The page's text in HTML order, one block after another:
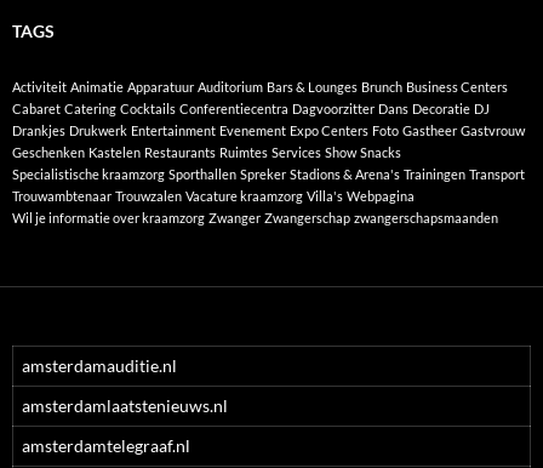
TAGS
Activiteit Animatie Apparatuur Auditorium Bars & Lounges Brunch Business Centers
Cabaret Catering Cocktails Conferentiecentra Dagvoorzitter Dans Decoratie DJ
Drankjes Drukwerk Entertainment Evenement Expo Centers Foto Gastheer Gastvrouw
Geschenken Kastelen Restaurants Ruimtes Services Show Snacks
Specialistische kraamzorg Sporthallen Spreker Stadions & Arena's Trainingen Transport
Trouwambtenaar Trouwzalen Vacature kraamzorg Villa's Webpagina
Wil je informatie over kraamzorg Zwanger Zwangerschap zwangerschapsmaanden
amsterdamauditie.nl
amsterdamlaatstenieuws.nl
amsterdamtelegraaf.nl